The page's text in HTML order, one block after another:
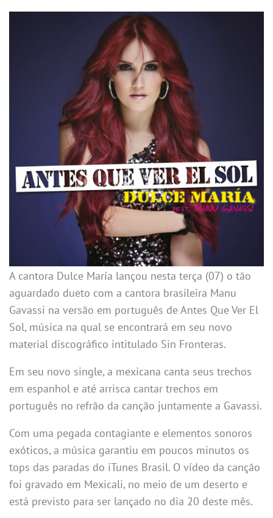
A cantora Dulce María lançou nesta terça (07) o tão
aguardado dueto com a cantora brasileira Manu
Gavassi na versão em português de Antes Que Ver El
Sol, música na qual se encontrará em seu novo
material discográfico intitulado Sin Fronteras.
Em seu novo single, a mexicana canta seus trechos
em espanhol e até arrisca cantar trechos em
português no refrão da canção juntamente a Gavassi.
Com uma pegada contagiante e elementos sonoros
exóticos, a música garantiu em poucos minutos os
tops das paradas do iTunes Brasil. O vídeo da canção
foi gravado em Mexicali, no meio de um deserto e
está previsto para ser lançado no dia 20 deste mês.